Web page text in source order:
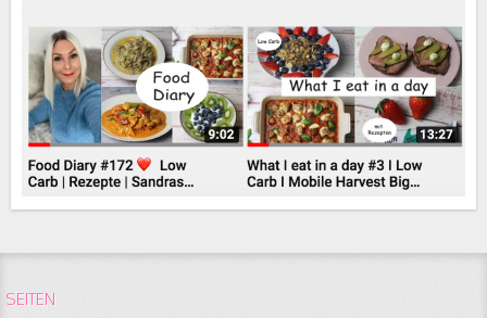
SEITEN